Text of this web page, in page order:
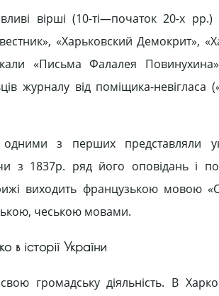
вірші (10-ті—початок 20-х
«Харьковский Демокрит»,
«Письма Фалалея
журналу від поміщика-
з перших представляли
з 1837р. ряд його оповідань і
виходить французькою мовою
чеською мовами.
в історії України
громадську діяльність. В